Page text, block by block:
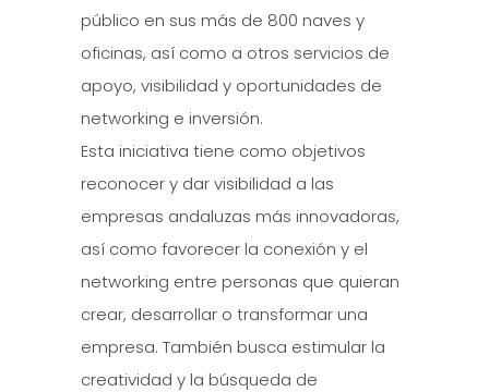
público en sus más de 800 naves y
oficinas, así como a otros servicios de
apoyo, visibilidad y oportunidades de
networking e inversión.
Esta iniciativa tiene como objetivos
reconocer y dar visibilidad a las
empresas andaluzas más innovadoras,
así como favorecer la conexión y el
networking entre personas que quieran
crear, desarrollar o transformar una
empresa. También busca estimular la
creatividad y la búsqueda de